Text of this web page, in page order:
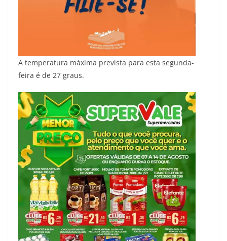
A temperatura máxima prevista para esta segunda-
feira é de 27 graus.